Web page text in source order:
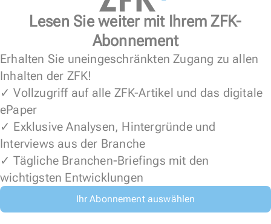
Lesen Sie weiter mit Ihrem ZFK-
Abonnement
Erhalten Sie uneingeschränkten Zugang zu allen
Inhalten der ZFK!
✓ Vollzugriff auf alle ZFK-Artikel und das digitale
ePaper
✓ Exklusive Analysen, Hintergründe und
Interviews aus der Branche
✓ Tägliche Branchen-Briefings mit den
wichtigsten Entwicklungen
Ihr Abonnement auswählen